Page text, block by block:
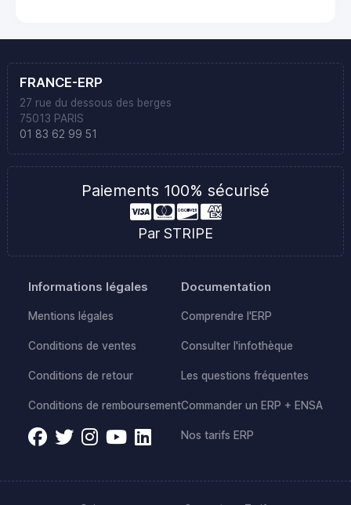
FRANCE-ERP
27 rue du dessous des berges
75013 PARIS
01 83 62 99 51
Paiements 100% sécurisé
Par STRIPE
Informations légales
Mentions légales
Conditions de ventes
Conditions de retour
Conditions de remboursement
Documentation
Comprendre l'ERP
Consulter l'infothèque
Les questions fréquentes
Commander un ERP + ENSA
Nos tarifs ERP